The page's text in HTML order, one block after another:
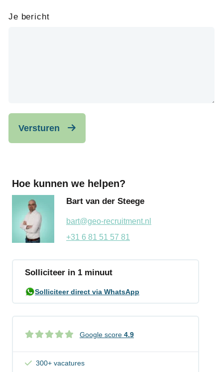
Je bericht
Versturen
Hoe kunnen we helpen?
Bart van der Steege
bart@geo-recruitment.nl
+31 6 81 51 57 81
Solliciteer in 1 minuut
Solliciteer direct via WhatsApp
Google score 4.9
300+ vacatures